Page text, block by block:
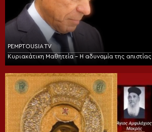
PEMPTOUSIA TV
Κυριακάτικη Μαθητεία – Η αδυναμία της απιστίας